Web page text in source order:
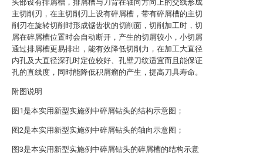
头部设有排屑槽，排屑槽与刀背在轴向方向上的交线形成
主切削刃，在主切削刃上设有碎屑槽，带有碎屑槽的主切
削刃在旋转切削时形成锯齿状的切削面，切削加工时，切
屑在碎屑槽位置时会自动断开，产生的切屑较小，小切屑
通过排屑槽更易排出，能有效降低切削力，在加工大直径
内孔及大直径深孔时定位较好、孔壁刀纹适宜而且能保证
孔的直线度，同时能降低积屑瘤的产生，提高刀具寿命。
附图说明
图1是本实用新型实施例中碎屑钻头的结构示意图；
图2是本实用新型实施例中碎屑钻头的轴向示意图；
图3是本实用新型实施例中碎屑钻头的碎屑槽的结构示意